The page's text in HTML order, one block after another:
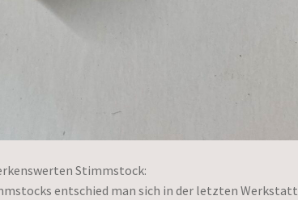
Stimmstock:
entschied man sich in der letzten Werkstatt